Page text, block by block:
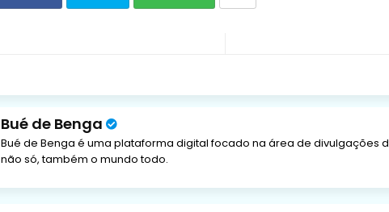
Bué de Benga
Bué de Benga é uma plataforma digital focado na área de divulgações
não só, também o mundo todo.